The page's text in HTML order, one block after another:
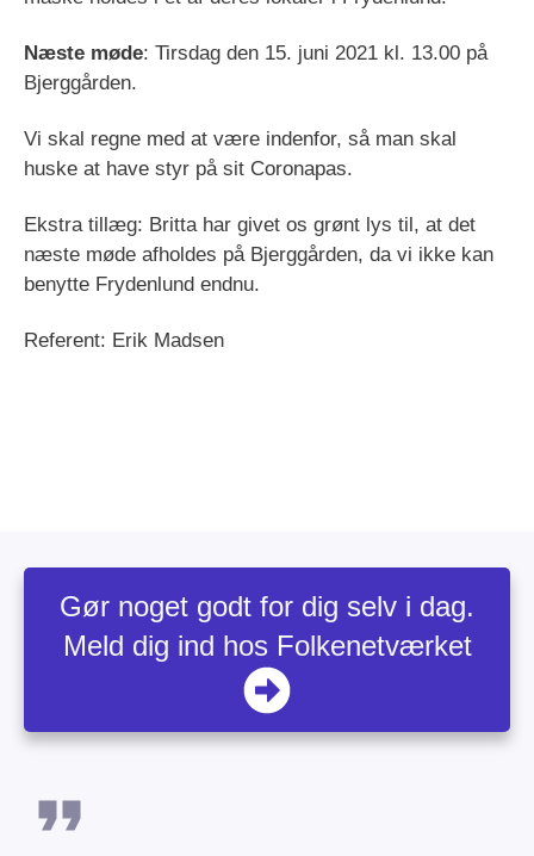
Næste møde: Tirsdag den 15. juni 2021 kl. 13.00 på
Bjerggården.
Vi skal regne med at være indenfor, så man skal
huske at have styr på sit Coronapas.
Ekstra tillæg: Britta har givet os grønt lys til, at det
næste møde afholdes på Bjerggården, da vi ikke kan
benytte Frydenlund endnu.
Referent: Erik Madsen
Gør noget godt for dig selv i dag.
Meld dig ind hos Folkenetværket